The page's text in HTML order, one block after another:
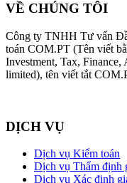
VỀ CHÚNG TÔI
Công ty TNHH Tư vấn
toán COM.PT (Tên viết
Investment, Tax,
limited), tên viết tắt
DỊCH VỤ
Dịch vụ Kiểm toán
Dịch vụ Thẩm định
Dịch vụ Xác định